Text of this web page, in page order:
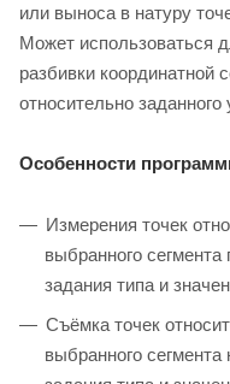
или выноса в натуру
Может использоваться
разбивки координатной
относительно заданного
Особенности
Измерения точек
выбранного
задания типа и
Съёмка точек
выбранного